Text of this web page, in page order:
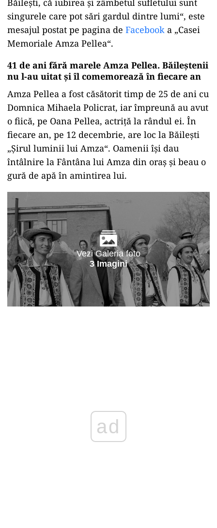
Băilești, că iubirea și zâmbetul sufletului sunt
singurele care pot sări gardul dintre lumi“, este
mesajul postat pe pagina de Facebook a „Casei
Memoriale Amza Pellea“.
41 de ani fără marele Amza Pellea. Băileștenii
nu l-au uitat și îl comemorează în fiecare an
Amza Pellea a fost căsătorit timp de 25 de ani cu
Domnica Mihaela Policrat, iar împreună au avut
o fiică, pe Oana Pellea, actriță la rândul ei. În
fiecare an, pe 12 decembrie, are loc la Băilești
„Șirul luminii lui Amza“. Oamenii își dau
întâlnire la Fântâna lui Amza din oraș și beau o
gură de apă în amintirea lui.
Vezi Galeria foto
3 Imagini
ad